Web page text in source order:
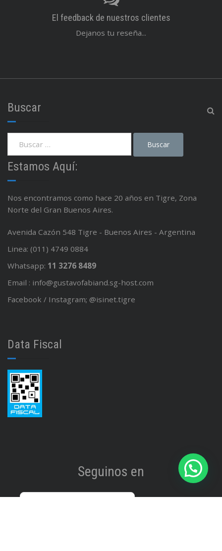
El feedback de nuestros clientes
Dejanos tu reseña...
Buscar
Estamos Aquí:
Nos encontramos como hace 20 años en Tigre, Zona
Norte del Gran Buenos Aires.
Avenida Cazón 548 Tigre - Buenos Aires - Argentina
Linea: (011) 4749 0884
Whatsapp: 11 3276 8489
Email : info@gustavofabiand.sg-host.com
Facebook / Instagram; @isinet.tigre
Data Fiscal
Seguinos en